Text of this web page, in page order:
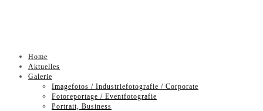
Skip
content
Home
Aktuelles
Galerie
Imagefotos / Industriefotografie / Corporate
Fotoreportage / Eventfotografie
Portrait, Business